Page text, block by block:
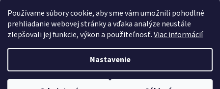
Používame súbory cookie, aby sme vám umožnili pohodlné
prehliadanie webovej stránky a vďaka analýze neustále
zlepšovali jej funkcie, výkon a použiteľnosť.Viac informácií
Nastavenie
Vytvoril Shoptet